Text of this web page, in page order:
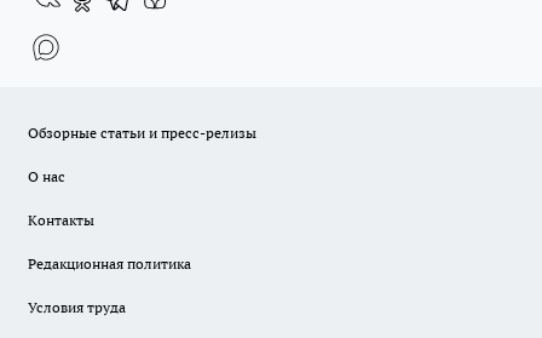
Обзорные статьи и пресс-релизы
О нас
Контакты
Редакционная политика
Условия труда